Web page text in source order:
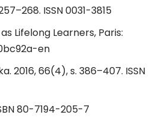
ISSN 0031-3815
Lifelong Learners, Paris:
en
2016, 66(4), s. 386–407. ISSN
80-7194-205-7